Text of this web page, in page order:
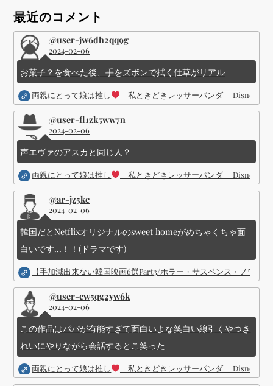
ョ
ン
最近のコメント
@user-jw6dh2qq9g
2024-02-06
お菓子？を食べた後、手をズボンで拭く仕草がリアル
両親にとって娘は推し ｜私ときどきレッサーパンダ ｜Disney (
@user-fl1zk5ww7n
2024-02-06
声エヴァのアスカと同じ人？
両親にとって娘は推し ｜私ときどきレッサーパンダ ｜Disney (
@ar-jz5kc
2024-02-06
韓国だとNetflixオリジナルのsweet homeがめちゃくちゃ面
白いです...！！(ドラマです)
【手加減出来ない韓国映画6選Part3/ホラー・サスペンス・ノワー
@user-ew5qg2yw6k
2024-02-06
この作品はパパが有能すぎて面白いよな笑白い線引くやつき
れいにやりながら会話するとこ笑った
両親にとって娘は推し ｜私ときどきレッサーパンダ ｜Disney (